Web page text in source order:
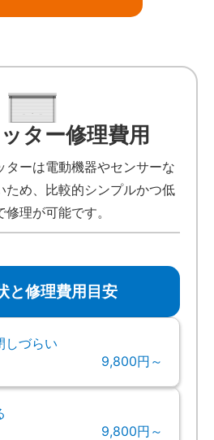
ター修理費用
ターは電動機器やセンサーな
ため、比較的シンプルかつ低
修理が可能です。
と修理費用目安
しづらい
9,800円～
9,800円～